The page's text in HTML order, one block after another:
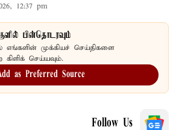
12:37 pm
பின்தொடரவும்
எங்களின் முக்கியச் செய்திகளை
செய்யவும்.
as Preferred Source
Follow Us